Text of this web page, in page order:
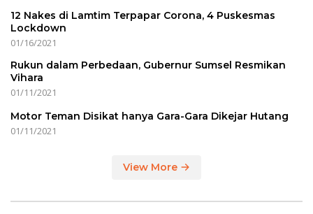
12 Nakes di Lamtim Terpapar Corona, 4 Puskesmas
Lockdown
01/16/2021
Rukun dalam Perbedaan, Gubernur Sumsel Resmikan
Vihara
01/11/2021
Motor Teman Disikat hanya Gara-Gara Dikejar Hutang
01/11/2021
View More